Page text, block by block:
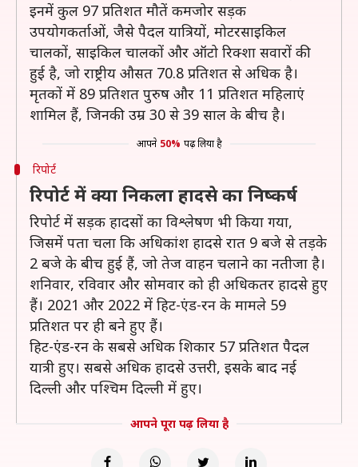
इनमें कुल 97 प्रतिशत मौतें कमजोर सड़क
उपयोगकर्ताओं, जैसे पैदल यात्रियों, मोटरसाइकिल
चालकों, साइकिल चालकों और ऑटो रिक्शा सवारों की
हुई है, जो राष्ट्रीय औसत 70.8 प्रतिशत से अधिक है।
मृतकों में 89 प्रतिशत पुरुष और 11 प्रतिशत महिलाएं
शामिल हैं, जिनकी उम्र 30 से 39 साल के बीच है।
आपने 50% पढ़ लिया है
रिपोर्ट
रिपोर्ट में क्या निकला हादसे का निष्कर्ष
रिपोर्ट में सड़क हादसों का विश्लेषण भी किया गया,
जिसमें पता चला कि अधिकांश हादसे रात 9 बजे से तड़के
2 बजे के बीच हुई हैं, जो तेज वाहन चलाने का नतीजा है।
शनिवार, रविवार और सोमवार को ही अधिकतर हादसे हुए
हैं। 2021 और 2022 में हिट-एंड-रन के मामले 59
प्रतिशत पर ही बने हुए हैं।
हिट-एंड-रन के सबसे अधिक शिकार 57 प्रतिशत पैदल
यात्री हुए। सबसे अधिक हादसे उत्तरी, इसके बाद नई
दिल्ली और पश्चिम दिल्ली में हुए।
आपने पूरा पढ़ लिया है